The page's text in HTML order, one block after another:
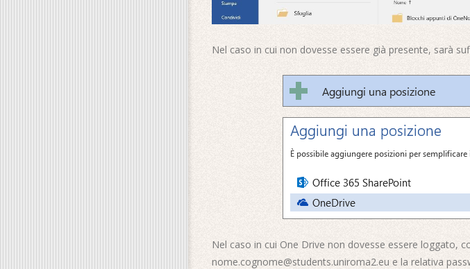
Nel caso in cui non dovesse essere già presente, sarà
Nel caso in cui One Drive non dovesse essere loggato,
nome.cognome@students.uniroma2.eu e la relativa